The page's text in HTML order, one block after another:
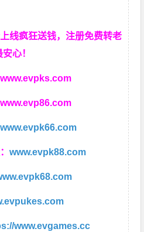
线疯狂送钱，注册免费转老
心！
www.evpks.com
www.evp86.com
www.evpk66.com
www.evpk88.com
www.evgames.cc